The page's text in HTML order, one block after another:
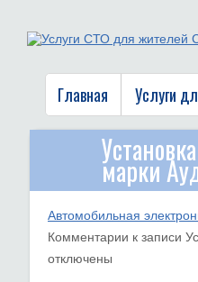
Главная Услуги
марки
Автомобильная
Комментарии к записи
отключены